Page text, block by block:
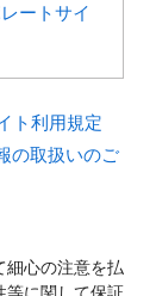
ートサイ
ト利用規定
の取扱いのご
細心の注意を払
等に関して保証